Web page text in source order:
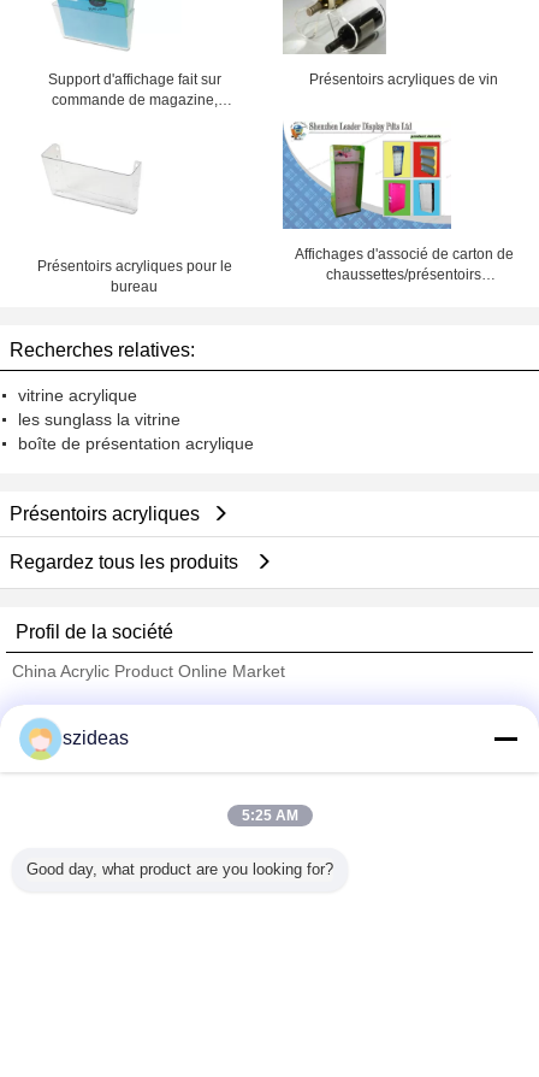
Support d'affichage fait sur
commande de magazine,
Présentoirs acryliques de vin
Présentoirs acryliques pour le
bureau
Affichages d'associé de carton de
chaussettes/présentoirs
Recherches relatives:
vitrine acrylique
les sunglass la vitrine
boîte de présentation acrylique
Présentoirs acryliques
Regardez tous les produits
Profil de la société
China Acrylic Product Online Market
Trust Seal
Tous les produits
szideas
5:25 AM
Good day, what product are you looking for?